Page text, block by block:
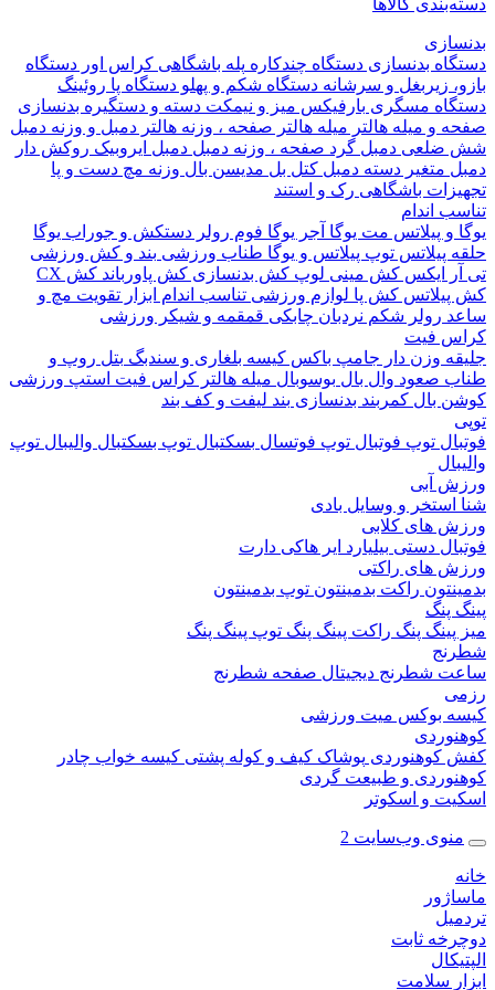
کالاها
بدنسازیدستگاه چندکارهپله باشگاهیکراس اوردستگاه
زیربغل و سرشانه دستگاه شکم و پهلودستگاه پاروئینگ
مسگریبارفیکسمیز و نیمکتدسته و دستگیره بدنسازی
و میله هالتر میله هالتر صفحه ، وزنه هالتر دمبل و وزنه دمبل
دمبل گرد صفحه ، وزنه دمبل دمبل ایروبیک روکش دار
متغیردسته دمبل کتل بلمدیسن بالوزنه مچ دست و پا
باشگاهیرک و استند
اندام
و پیلاتسمت یوگاآجر یوگا فوم رولر دستکش و جوراب یوگا
پیلاتستوپ پیلاتس و یوگاطناب ورزشی بند و کش ورزشی
ایکس کش مینی لوپ کش بدنسازیکش پاورباندکش CX
کش پالوازم ورزشی تناسب اندام ابزار تقویت مچ و
رولر شکم نردبان چابکیقمقمه و شیکر ورزشی
فیت
وزن دارجامپ باکسکیسه بلغاری و سندبگبتل روپ و
صعودوال بال بوسوبالمیله هالتر کراس فیت استپ ورزشی
بالکمربند بدنسازیبند لیفت و کف بند
توپ فوتبالتوپ فوتسالبسکتبالتوپ بسکتبالوالیبال توپ
آبی
و وسایل بادی
های کلابی
دستیبیلیاردایر هاکیدارت
های راکتی
راکت بدمینتونتوپ بدمینتون
پنگ
پنگراکت پینگ پنگتوپ پینگ پنگ
شطرنج دیجیتالصفحه شطرنج
بوکسمیت ورزشی
کوهنوردیپوشاککیف و کوله پشتیکیسه خوابچادر
و طبیعت گردی
و اسکوتر
وب‌سایت 2
ثابت
سلامت